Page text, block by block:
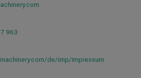
963
de/imp/impressum